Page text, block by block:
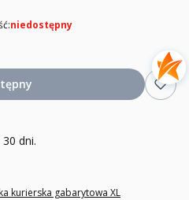
niedostępny
dni.
kurierska gabarytowa XL